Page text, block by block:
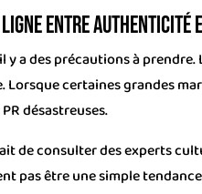
entre
y a des précautions à
certaines grandes
désastreuses.
de consulter des experts
pas être une simple